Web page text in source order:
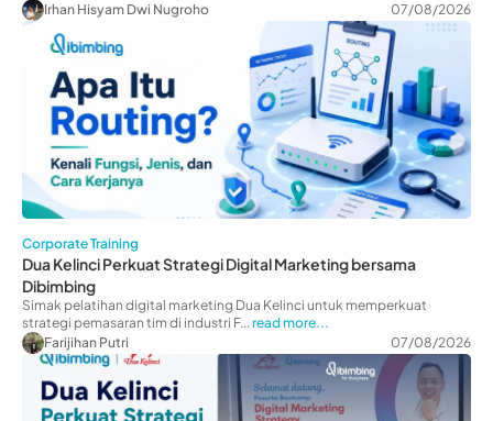
Irhan Hisyam Dwi Nugroho
07/08/2026
Corporate Training
Dua Kelinci Perkuat Strategi Digital Marketing bersama
Dibimbing
Simak pelatihan digital marketing Dua Kelinci untuk memperkuat
strategi pemasaran tim di industri F...read more...
Farijihan Putri
07/08/2026